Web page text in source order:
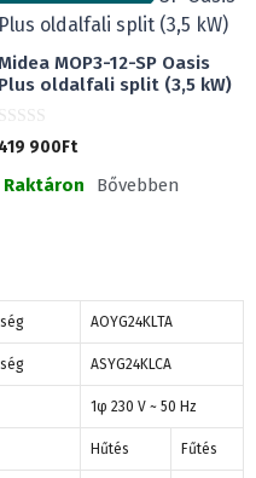
MOP3-12-SP Oasis
Plus oldalfali split (3,5 kW)
0
a
5
419 900Ft
Raktáron Bővebben
AOYG24KLTA
ASYG24KLCA
1φ 230 V ~ 50 Hz
Hűtés Fűtés